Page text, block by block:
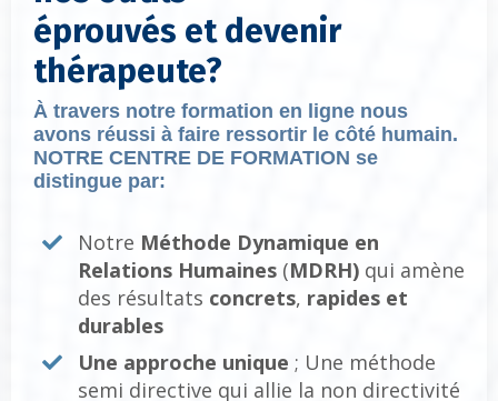
éprouvés etdevenir
thérapeute?
À travers notre formation en ligne nous
avons réussi à faire ressortir le côté humain.
NOTRE CENTRE DE FORMATION se
distingue par:
Notre Méthode Dynamique en
Relations Humaines (MDRH) qui amène
des résultats concrets, rapides et
durables
Une approche unique ; Une méthode
semi directive qui allie la non directivité